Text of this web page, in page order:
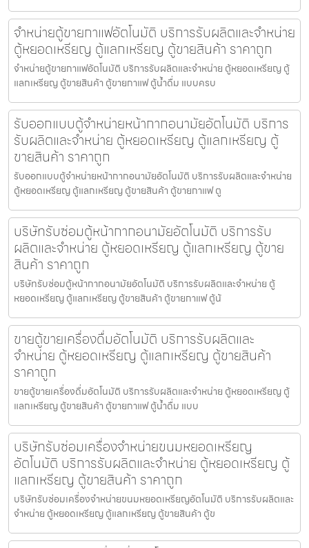
จำหน่ายตู้ขายกาแฟ​อัตโนมัติ บริการรับผลิตและจำหน่าย
ตู้หยอดเหรียญ ตู้แลกเหรียญ ตู้ขายสินค้า ราคาถูก
จำหน่ายตู้ขายกาแฟ​อัตโนมัติ บริการรับผลิตและจำหน่าย ตู้หยอดเหรียญ ตู้
แลกเหรียญ ตู้ขายสินค้า ตู้ขายกาแฟ ตู้น้ำดื่ม แบบครบ
รับออกแบบตู้จำหน่ายหน้ากากอนามัย​อัตโนมัติ บริการ
รับผลิตและจำหน่าย ตู้หยอดเหรียญ ตู้แลกเหรียญ ตู้
ขายสินค้า ราคาถูก
รับออกแบบตู้จำหน่ายหน้ากากอนามัย​อัตโนมัติ บริการรับผลิตและจำหน่าย
ตู้หยอดเหรียญ ตู้แลกเหรียญ ตู้ขายสินค้า ตู้ขายกาแฟ ตู
บริษัทรับซ่อมตู้หน้ากากอนามัย​อัตโนมัติ บริการรับ
ผลิตและจำหน่าย ตู้หยอดเหรียญ ตู้แลกเหรียญ ตู้ขาย
สินค้า ราคาถูก
บริษัทรับซ่อมตู้หน้ากากอนามัย​อัตโนมัติ บริการรับผลิตและจำหน่าย ตู้
หยอดเหรียญ ตู้แลกเหรียญ ตู้ขายสินค้า ตู้ขายกาแฟ ตู้น้
ขายตู้ขายเครื่องดื่ม​อัตโนมัติ บริการรับผลิตและ
จำหน่าย ตู้หยอดเหรียญ ตู้แลกเหรียญ ตู้ขายสินค้า
ราคาถูก
ขายตู้ขายเครื่องดื่ม​อัตโนมัติ บริการรับผลิตและจำหน่าย ตู้หยอดเหรียญ ตู้
แลกเหรียญ ตู้ขายสินค้า ตู้ขายกาแฟ ตู้น้ำดื่ม แบบ
บริษัทรับซ่อมเครื่องจำหน่ายขนมหยอดเหรียญ​​
อัตโนมัติ บริการรับผลิตและจำหน่าย ตู้หยอดเหรียญ ตู้
แลกเหรียญ ตู้ขายสินค้า ราคาถูก
บริษัทรับซ่อมเครื่องจำหน่ายขนมหยอดเหรียญ​​อัตโนมัติ บริการรับผลิตและ
จำหน่าย ตู้หยอดเหรียญ ตู้แลกเหรียญ ตู้ขายสินค้า ตู้ข